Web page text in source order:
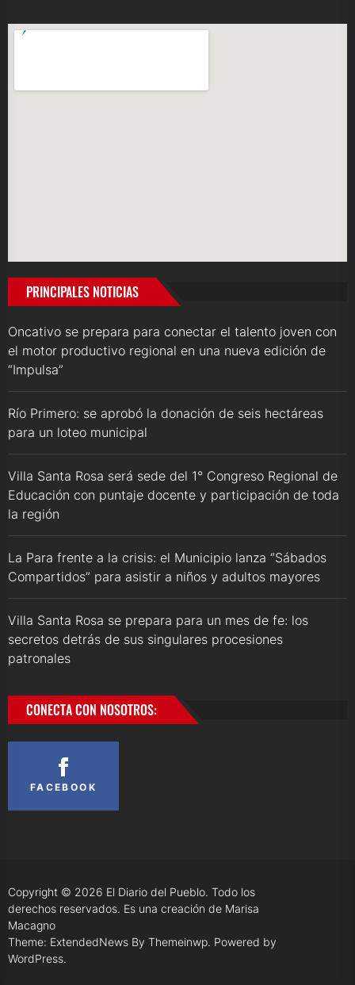
PRINCIPALES NOTICIAS
Oncativo se prepara para conectar el talento joven con
el motor productivo regional en una nueva edición de
“Impulsa”
Río Primero: se aprobó la donación de seis hectáreas
para un loteo municipal
Villa Santa Rosa será sede del 1° Congreso Regional de
Educación con puntaje docente y participación de toda
la región
La Para frente a la crisis: el Municipio lanza “Sábados
Compartidos” para asistir a niños y adultos mayores
Villa Santa Rosa se prepara para un mes de fe: los
secretos detrás de sus singulares procesiones
patronales
CONECTA CON NOSOTROS:
FACEBOOK
Copyright © 2026 El Diario del Pueblo. Todo los
derechos reservados. Es una creación de Marisa
Macagno
Theme: ExtendedNews By Themeinwp. Powered by
WordPress.